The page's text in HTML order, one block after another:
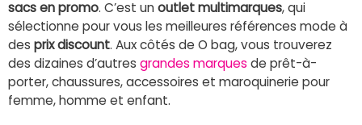
sacs en promo. C’est unoutlet multimarques, qui
sélectionne pour vous les meilleures références mode à
des prix discount. Aux côtés de O bag, vous trouverez
des dizaines d’autres grandes marques de prêt-à-
porter, chaussures, accessoires et maroquinerie pour
femme, homme et enfant.